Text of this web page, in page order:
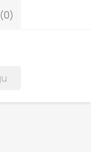
(0)